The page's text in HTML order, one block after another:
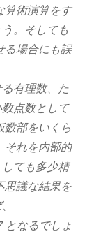
算術演算をす
。そしても
る場合にも誤
有理数、た
点数として
部をいくら
それを内部的
ても多少精
思議な結果を
となるでしょ